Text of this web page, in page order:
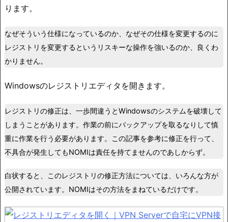
ります。
なぜそういう仕様になっているのか、なぜその仕様を変更するのに
レジストリを変更するというリスキーな操作を強いるのか、良くわ
かりません。
Windowsのレジストリエディタを開きます。
レジストリの修正は、一歩間違うとWindowsのシステムを破壊して
しまうことがあります。作業の前にバックアップを取るなりして慎
重に作業を行う必要があります。この記事を参考に修正を行って、
不具合が発生してもNOMIは責任を持てませんのであしからず。
白状すると、このレジストリの修正方法については、いろんな方が
公開されています。NOMIはその方法をまねているだけです。